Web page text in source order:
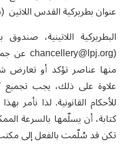
عنوان بطريركية القدس اللاتين
(
chancellery@lpj.org عن
منها عناصر تؤكد أو تعارض
علاوة على ذلك، يجب تجميع
للأحكام القانونية. لذا نأمر
كتابة، أن يسلّمها بالسرعة
تكن قد سُلّمت بالفعل إلى